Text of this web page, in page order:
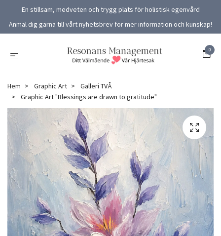
En stillsam, medveten och trygg plats för holistisk egenvård
Anmäl dig gärna till vårt nyhetsbrev för mer information och kunskap!
0
Hem Graphic Art
Galleri TVÅ
Graphic Art "Blessings are drawn to gratitude"